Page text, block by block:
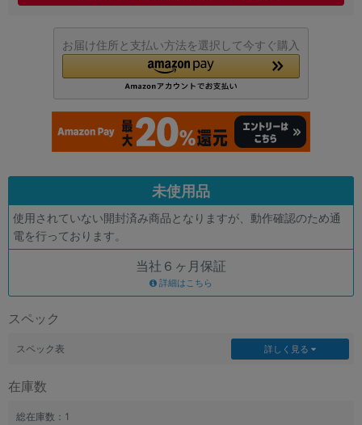
お届け住所と支払い方法を選択して今すぐ購入
未使用品
使用されていない開封済み商品となりますが、動作確認のため通
電を行っております。
当社６ヶ月保証
詳細はこちら
スペック
スペック表 詳しく見る
在庫数
総在庫数：1
円 ～
年 月 から
年 月 まで
ただし機能別のみ「and検索」となります。